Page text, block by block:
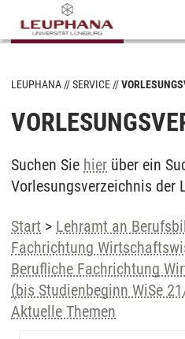
LEUPHANA SERVICE
Suchen Sie hier über ein
Vorlesungsverzeichnis der
Start > Lehramt an
Fachrichtung
Berufliche Fachrichtung
(bis Studienbeginn WiSe
Aktuelle Themen